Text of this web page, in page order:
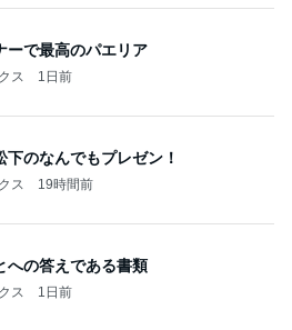
ーで最高のパエリア
ス 1日前
下のなんでもプレゼン！
ス 19時間前
への答えである書類
ス 1日前